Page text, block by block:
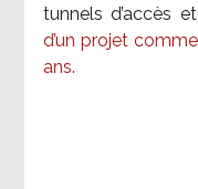
tunnels d’accès
d’un projet
ans.